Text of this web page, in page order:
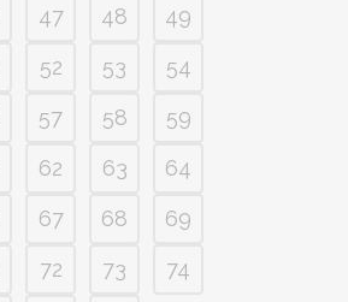
47 48
49
52 53
54
57 58
59
62 63
64
67 68
69
72 73
74